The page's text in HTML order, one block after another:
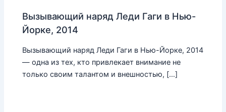
Вызывающий наряд Леди Гаги в Нью-
Йорке, 2014
Вызывающий наряд Леди Гаги в Нью-Йорке, 2014
— одна из тех, кто привлекает внимание не
только своим талантом и внешностью, […]